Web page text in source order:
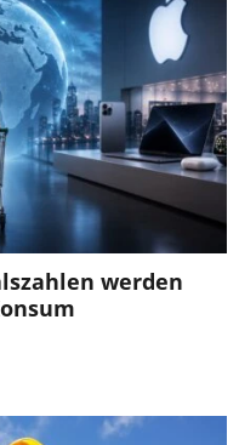
werden